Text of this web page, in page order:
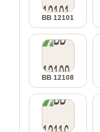
BB 12101
BB 12108